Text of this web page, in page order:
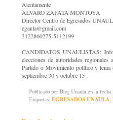
Atentamente
ALVARO ZAPATA MONTOYA
Director Centro de Egresados
egaula@gmail.com
3122860275-5112199
CANDIDATOS UNAULISTAS:
elecciones de autoridades
Partido o Movimiento político y lema
septiembre 30 y octubre 15 .
Publicado por Blog Unaula en la fecha
Etiquetas: EGRESADOS UNAULA,